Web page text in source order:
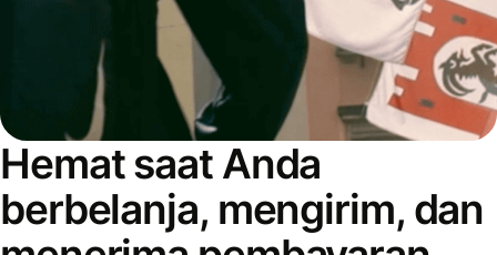
Hemat saat Anda
berbelanja, mengirim, dan